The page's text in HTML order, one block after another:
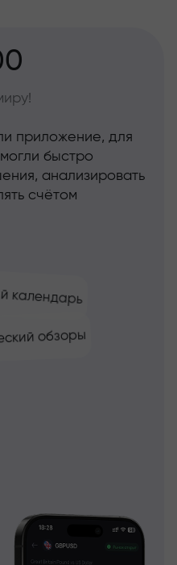
календарь
обзоры
приложение, для
быстро
анализировать
счётом